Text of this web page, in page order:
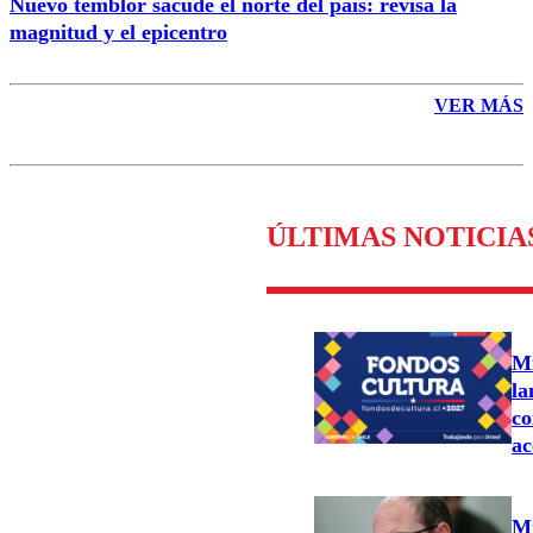
Nuevo temblor sacude el norte del país: revisa la
magnitud y el epicentro
VER MÁS
ÚLTIMAS